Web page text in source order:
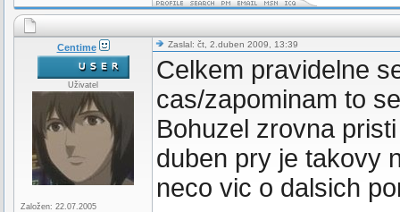
Centime
Uživatel
Založen: 22.07.2005
Zaslal: čt, 2.duben 2009, 13:39
Celkem pravidelne
cas/zapominam to
Bohuzel zrovna
duben pry je takovy
neco vic o dalsich